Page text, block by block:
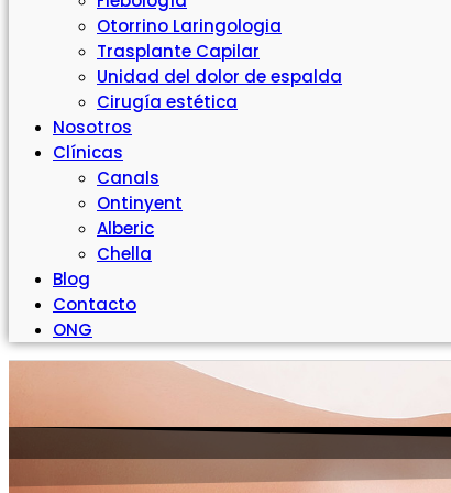
Otorrino Laringologia
Trasplante Capilar
Unidad del dolor de espalda
Cirugía estética
Nosotros
Clínicas
Canals
Ontinyent
Alberic
Chella
Blog
Contacto
ONG